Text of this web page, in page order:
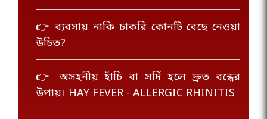
👉 ব্যবসায় নাকি চাকরি কোনটি বেছে নেওয়া
উচিত?
👉 অসহনীয় হাঁচি বা সর্দি হলে দ্রুত বন্ধের
উপায়। HAY FEVER - ALLERGIC RHINITIS